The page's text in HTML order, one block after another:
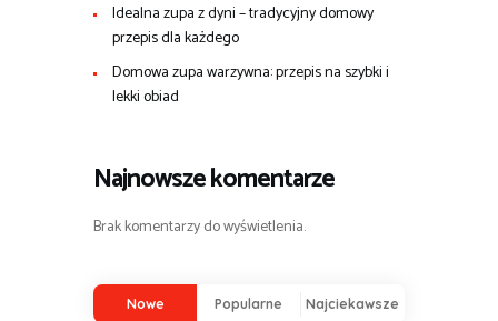
Idealna zupa z dyni – tradycyjny domowy
przepis dla każdego
Domowa zupa warzywna: przepis na szybki i
lekki obiad
Najnowsze komentarze
Brak komentarzy do wyświetlenia.
Nowe Popularne Najciekawsze